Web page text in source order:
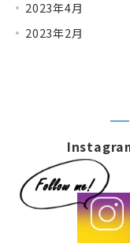
2023年4月
2023年2月